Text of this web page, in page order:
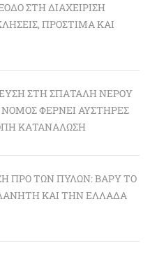
ΣΤΗ ΔΙΑΧΕΊΡΙΣΗ
ΠΡΌΣΤΙΜΑ ΚΑΙ
ΣΤΗ ΣΠΑΤΆΛΗ ΝΕΡΟΎ
ΦΈΡΝΕΙ ΑΥΣΤΗΡΈΣ
ΚΑΤΑΝΆΛΩΣΗ
ΠΡΟ ΤΩΝ ΠΥΛΏΝ: BΑΡΎ ΤΟ
ΚΑΙ ΤΗΝ ΕΛΛΆΔΑ